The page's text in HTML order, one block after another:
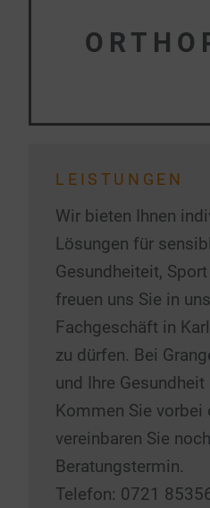
LEISTUNGEN
Wir bieten Ihnen
Lösungen für
Gesundheiteit,
freuen uns Sie in
Fachgeschäft in
zu dürfen. Bei
und Ihre
Kommen Sie vorbei
vereinbaren Sie
Beratungstermin.
Telefon: 0721